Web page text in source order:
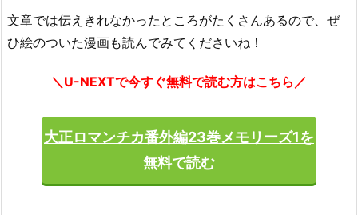
文章では伝えきれなかったところがたくさんあるので、ぜ
ひ絵のついた漫画も読んでみてくださいね！
＼U-NEXTで今すぐ無料で読む方はこちら／
大正ロマンチカ番外編23巻メモリーズ1を
無料で読む